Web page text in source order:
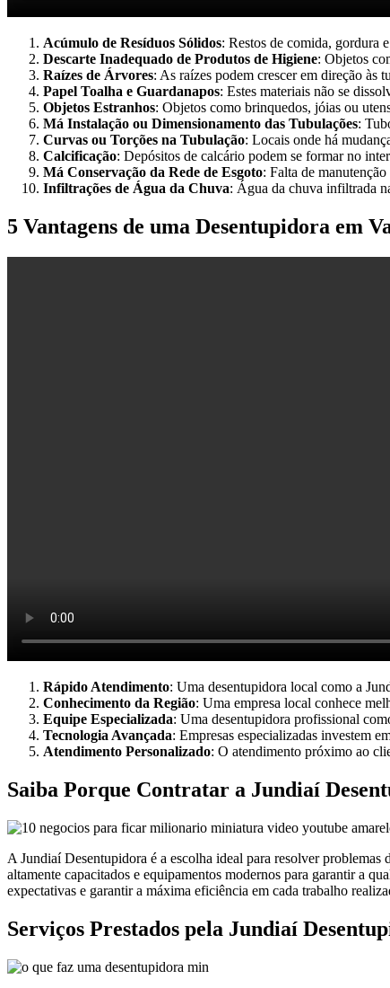
Acúmulo de Resíduos Sólidos: Restos de comida, gordura
Descarte Inadequado de Produtos de Higiene: Objetos
Raízes de Árvores: As raízes podem crescer em direção às
Papel Toalha e Guardanapos: Estes materiais não se
Objetos Estranhos: Objetos como brinquedos, jóias ou
Má Instalação ou Dimensionamento das Tubulações:
Curvas ou Torções na Tubulação: Locais onde há
Calcificação: Depósitos de calcário podem se formar no
Má Conservação da Rede de Esgoto: Falta de
Infiltrações de Água da Chuva: Água da chuva infiltrada
5 Vantagens de uma Desentupidora em
Rápido Atendimento: Uma desentupidora local como a
Conhecimento da Região: Uma empresa local conhece
Equipe Especializada: Uma desentupidora profissional
Tecnologia Avançada: Empresas especializadas investem
Atendimento Personalizado: O atendimento próximo ao
Saiba Porque Contratar a Jundiaí
A Jundiaí Desentupidora é a escolha ideal para resolver
altamente capacitados e equipamentos modernos para garantir a
expectativas e garantir a máxima eficiência em cada trabalho
Serviços Prestados pela Jundiaí